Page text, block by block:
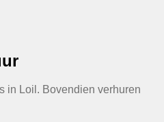
in Loil. Bovendien verhuren